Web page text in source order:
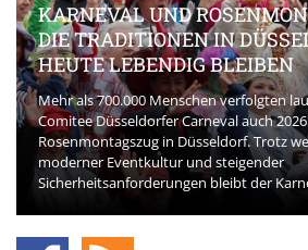
KARNEVAL UND
DIE TRADITIONEN IN
HEUTE LEBENDIG BLEIBEN
Mehr als 700.000 Menschen verfolgten
Comitee Düsseldorfer Carneval auch
Rosenmontagszug in Düsseldorf. Trotz
moderner Eventkultur und steigender
Sicherheitsanforderungen bleibt der